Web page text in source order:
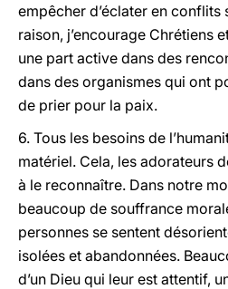
empêcher d’éclater en conflits
raison, j’encourage Chrétiens
une part active dans des
dans des organismes qui ont
de prier pour la paix.
6. Tous les besoins de
matériel. Cela, les adorateurs
à le reconnaître. Dans notre
beaucoup de souffrance
personnes se sentent
isolées et abandonnées.
d’un Dieu qui leur est attentif,